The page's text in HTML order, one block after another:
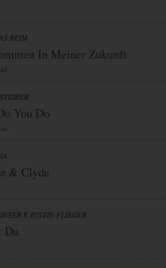
REIM
In Meiner Zukunft
You Do
& Clyde
X JUSTIN FLIEGER
Du